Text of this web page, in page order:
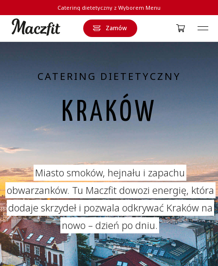
Catering dietetyczny z Wyborem Menu
Zamów
CATERING DIETETYCZNY
KRAKÓW
Miasto smoków, hejnału i zapachu
obwarzanków. Tu Maczfit dowozi energię, która
dodaje skrzydeł i pozwala odkrywać Kraków na
nowo – dzień po dniu.